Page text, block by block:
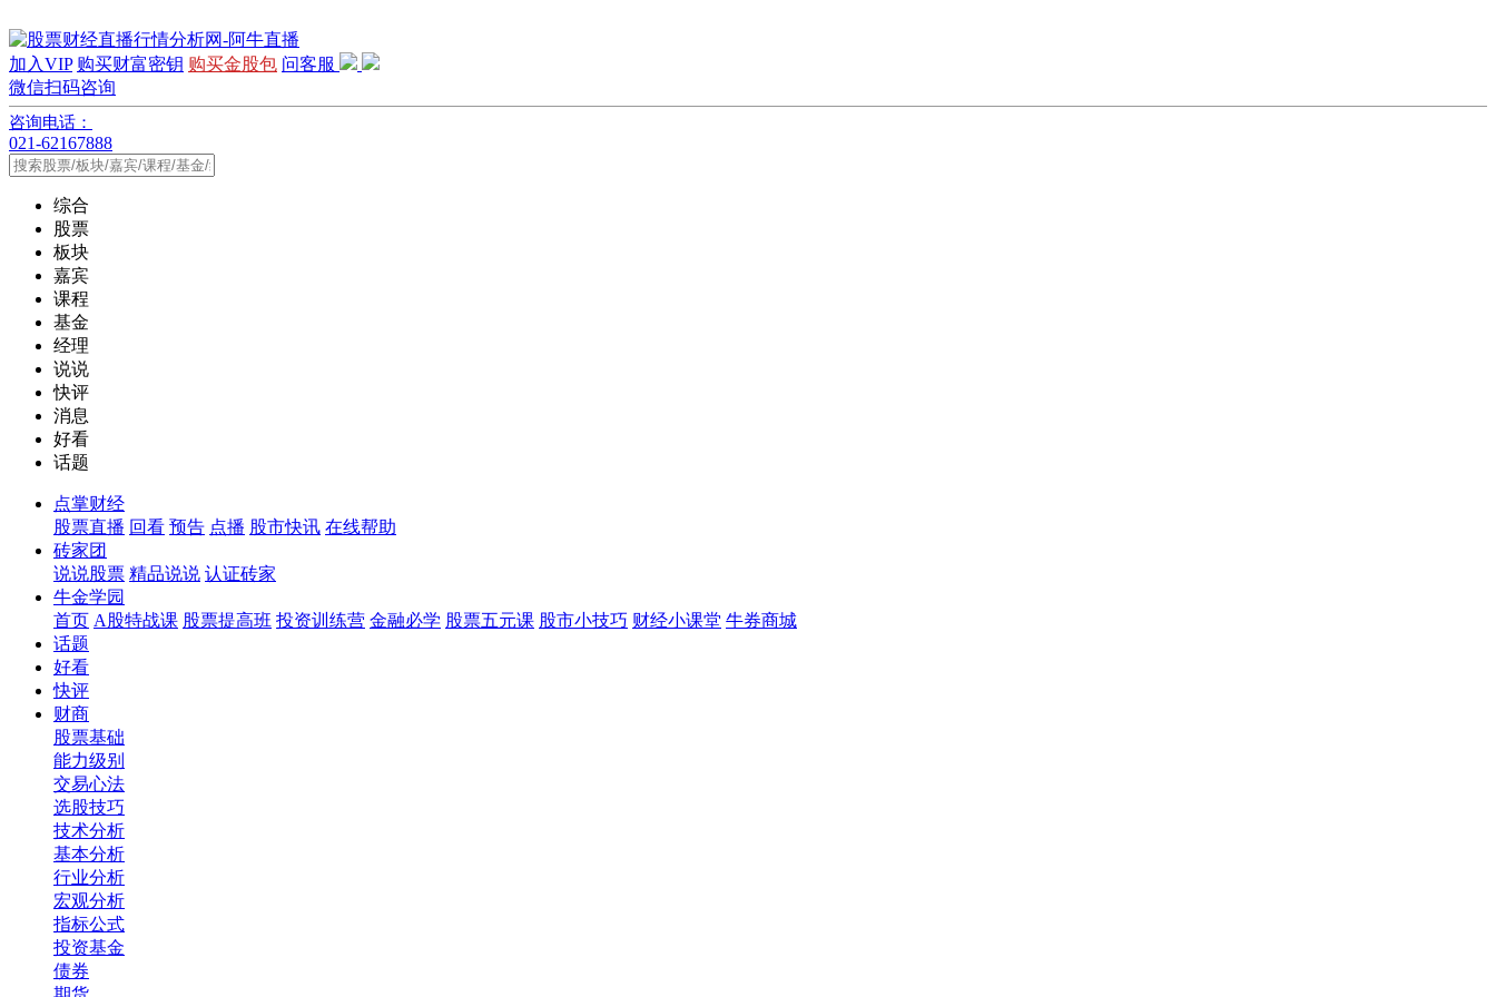
加入VIP 购买财富密钥 购买金股包 问客服
微信扫码咨询
咨询电话：
021-62167888
综合
股票
板块
嘉宾
课程
基金
经理
说说
快评
消息
好看
话题
点掌财经
股票直播 回看 预告 点播 股市快讯 在线帮助
砖家团
说说股票 精品说说 认证砖家
牛金学园
首页 A股特战课 股票提高班 投资训练营 金融必学 股票五元课 股市小技巧 财经小课堂 牛券商城
话题
好看
快评
财商
股票基础
能力级别
交易心法
选股技巧
技术分析
基本分析
行业分析
宏观分析
指标公式
投资基金
债券